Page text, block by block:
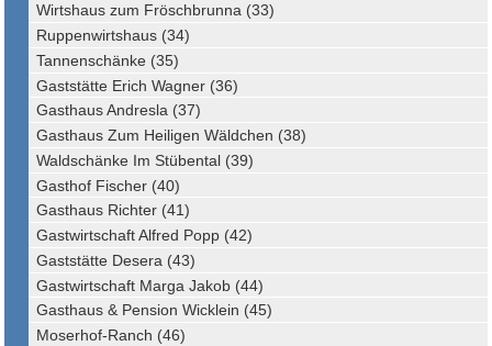
Wirtshaus zum Fröschbrunna (33)
Ruppenwirtshaus (34)
Tannenschänke (35)
Gaststätte Erich Wagner (36)
Gasthaus Andresla (37)
Gasthaus Zum Heiligen Wäldchen (38)
Waldschänke Im Stübental (39)
Gasthof Fischer (40)
Gasthaus Richter (41)
Gastwirtschaft Alfred Popp (42)
Gaststätte Desera (43)
Gastwirtschaft Marga Jakob (44)
Gasthaus & Pension Wicklein (45)
Moserhof-Ranch (46)